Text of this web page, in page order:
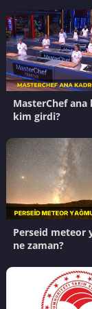
MasterChef ana
kim girdi?
Perseid meteor
ne zaman?